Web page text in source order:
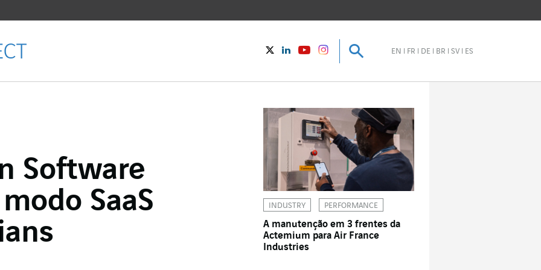
TwitterLinkedInYoutubeinstagram Pesquisar
EN FR DE BR SV ES
Pesquisar
Software
SaaS
INDUSTRY PERFORMANCE
A manutenção em 3 frentes da
Actemium para Air France
Industries